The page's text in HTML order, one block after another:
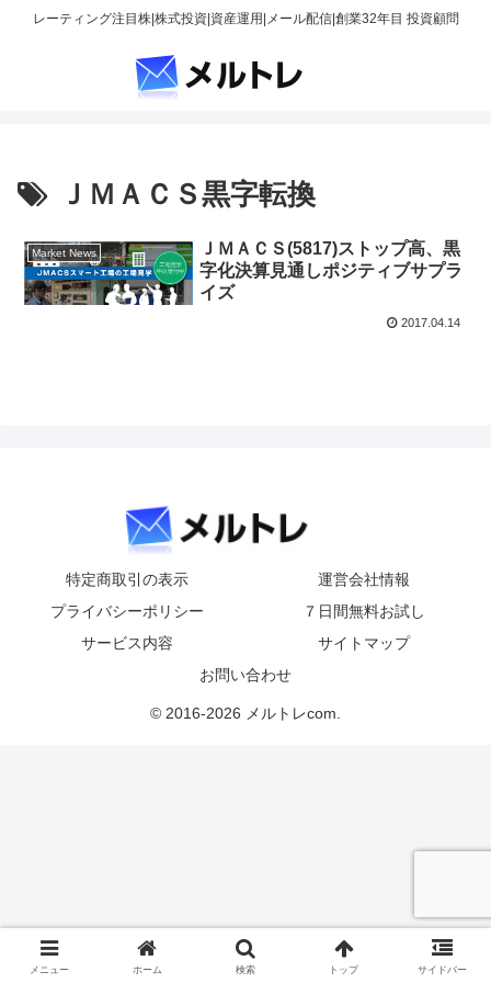
レーティング注目株|株式投資|資産運用|メール配信|創業32年目 投資顧問
ＪＭＡＣＳ黒字転換
Market News
ＪＭＡＣＳ(5817)ストップ高、黒
字化決算見通しポジティブサプラ
イズ
2017.04.14
特定商取引の表示
運営会社情報
プライバシーポリシー
７日間無料お試し
サービス内容
サイトマップ
お問い合わせ
© 2016-2026 メルトレcom.
メニュー ホーム 検索 トップ サイドバー